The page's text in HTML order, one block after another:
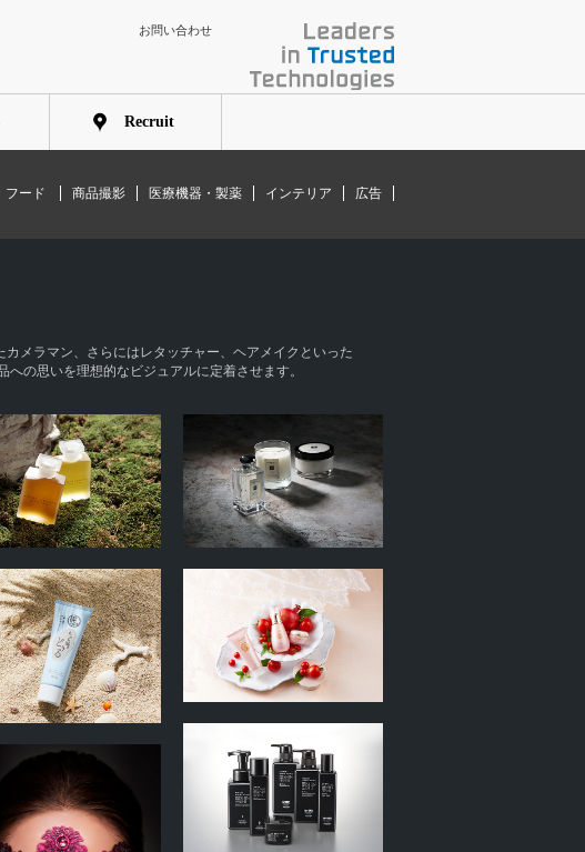
お問い合わせ
Recruit
フード 商品撮影 医療機器・製薬 インテリア 広告
メラマン、さらにはレタッチャー、ヘアメイクといった
の思いを理想的なビジュアルに定着させます。